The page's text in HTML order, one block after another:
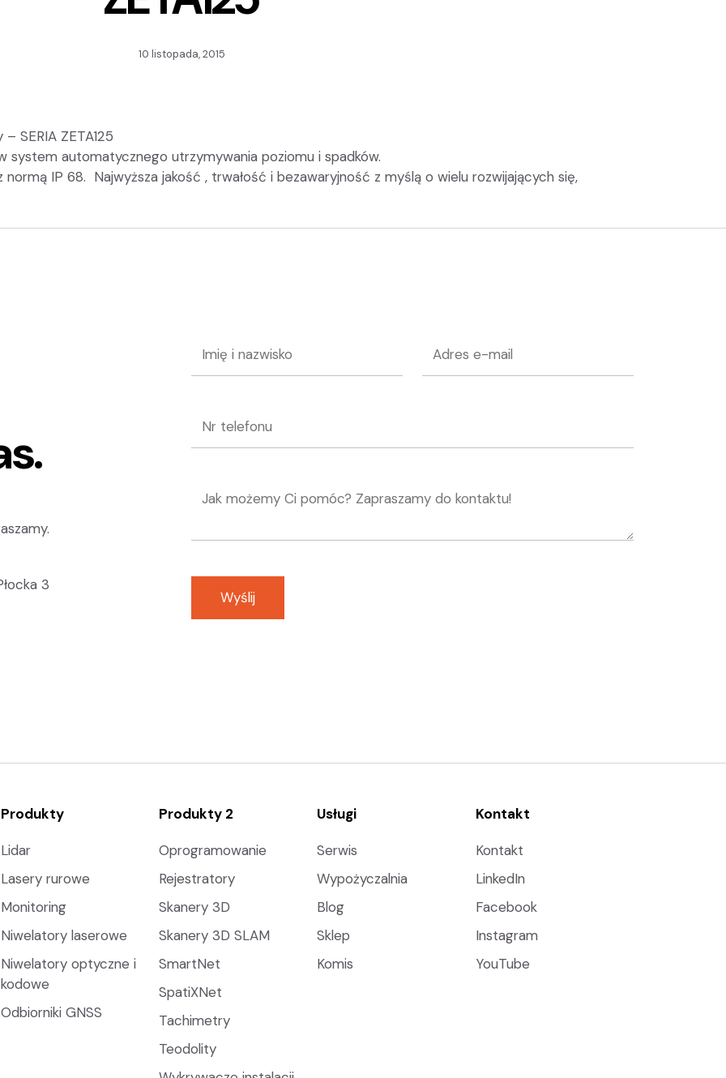
10 listopada, 2015
SERIA ZETA125
system automatycznego utrzymywania poziomu i spadków.
IP 68. Najwyższa jakość , trwałość i bezawaryjność z myślą o wielu rozwijających się,
3
Wyślij
Produkty
Lidar
Lasery rurowe
Monitoring
Niwelatory laserowe
Niwelatory optyczne i
kodowe
Odbiorniki GNSS
Produkty 2
Oprogramowanie
Rejestratory
Skanery 3D
Skanery 3D SLAM
SmartNet
SpatiXNet
Tachimetry
Teodolity
Usługi
Serwis
Wypożyczalnia
Blog
Sklep
Komis
Kontakt
Kontakt
LinkedIn
Facebook
Instagram
YouTube